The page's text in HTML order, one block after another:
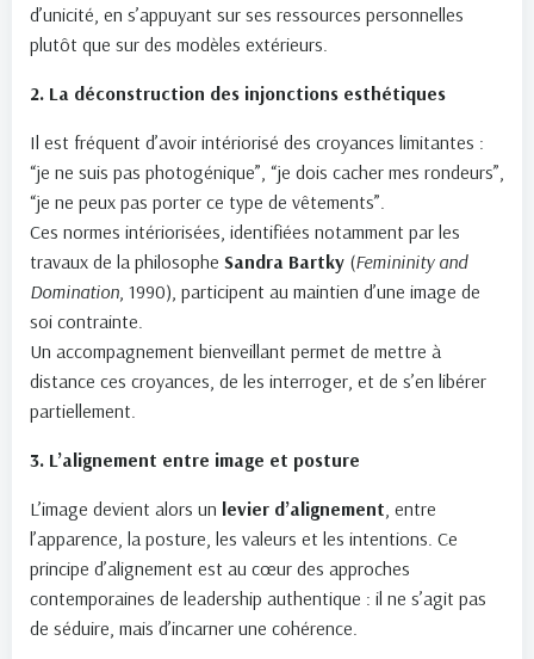
d’unicité, en s’appuyant sur ses ressources personnelles
plutôt que sur des modèles extérieurs.
2. La déconstruction des injonctions esthétiques
Il est fréquent d’avoir intériorisé des croyances limitantes :
“je ne suis pas photogénique”, “je dois cacher mes rondeurs”,
“je ne peux pas porter ce type de vêtements”.
Ces normes intériorisées, identifiées notamment par les
travaux de la philosophe Sandra Bartky (Femininity and
Domination , 1990), participent au maintien d’une image de
soi contrainte.
Un accompagnement bienveillant permet de mettre à
distance ces croyances, de les interroger, et de s’en libérer
partiellement.
3. L’alignement entre image et posture
L’image devient alors un levier d’alignement , entre
l’apparence, la posture, les valeurs et les intentions. Ce
principe d’alignement est au cœur des approches
contemporaines de leadership authentique : il ne s’agit pas
de séduire, mais d’incarner une cohérence.